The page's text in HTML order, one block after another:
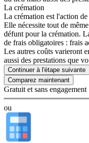
La crémation
La crémation est l'action
Elle nécessite tout de
défunt pour la crémation.
de frais obligatoires : frais
Les autres coûts varieront
aussi des prestations que
Continuer à l'étape suivante
Gratuit et sans engagement
ou